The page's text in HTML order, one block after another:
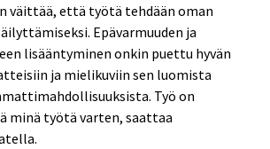
väittää, että työtä tehdään oman
Epävarmuuden ja
lisääntyminen onkin puettu hyvän
ja mielikuviin sen luomista
Työ on
minä työtä varten, saattaa